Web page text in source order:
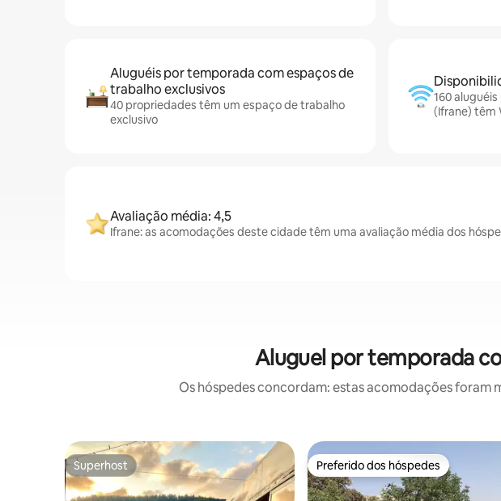
Aluguéis por temporada com espaços de
trabalho exclusivos
40 propriedades têm um espaço de trabalho
exclusivo
160
(Ifrane) têm
Avaliação média: 4,5
Ifrane: as acomodações deste cidade têm uma avaliação média dos
Aluguel por temporada
Os hóspedes concordam: estas acomodações
Superhost
Superhost Preferido dos hóspedes
Preferido dos hóspedes